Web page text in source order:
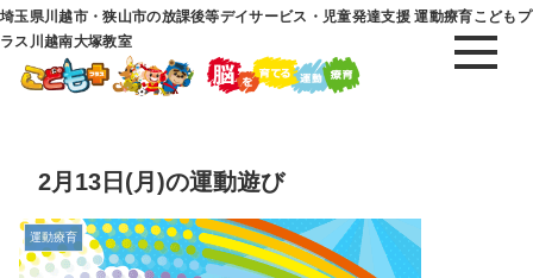
埼玉県川越市・狭山市の放課後等デイサービス・児童発達支援 運動療育こどもプ
ラス川越南大塚教室
2月13日(月)の運動遊び
運動療育